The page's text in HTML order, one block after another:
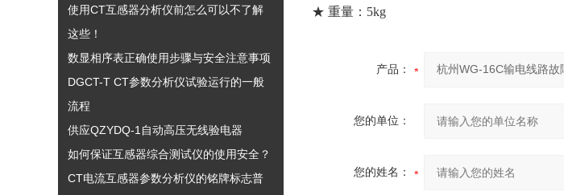
使用CT互感器分析仪前怎么可以不了解
这些！
数显相序表正确使用步骤与安全注意事项
DGCT-T CT参数分析仪试验运行的一般
流程
供应QZYDQ-1自动高压无线验电器
如何保证互感器综合测试仪的使用安全？
CT电流互感器参数分析仪的铭牌标志普
★ 重量：5kg
产品：
您的单位：
您的姓名：